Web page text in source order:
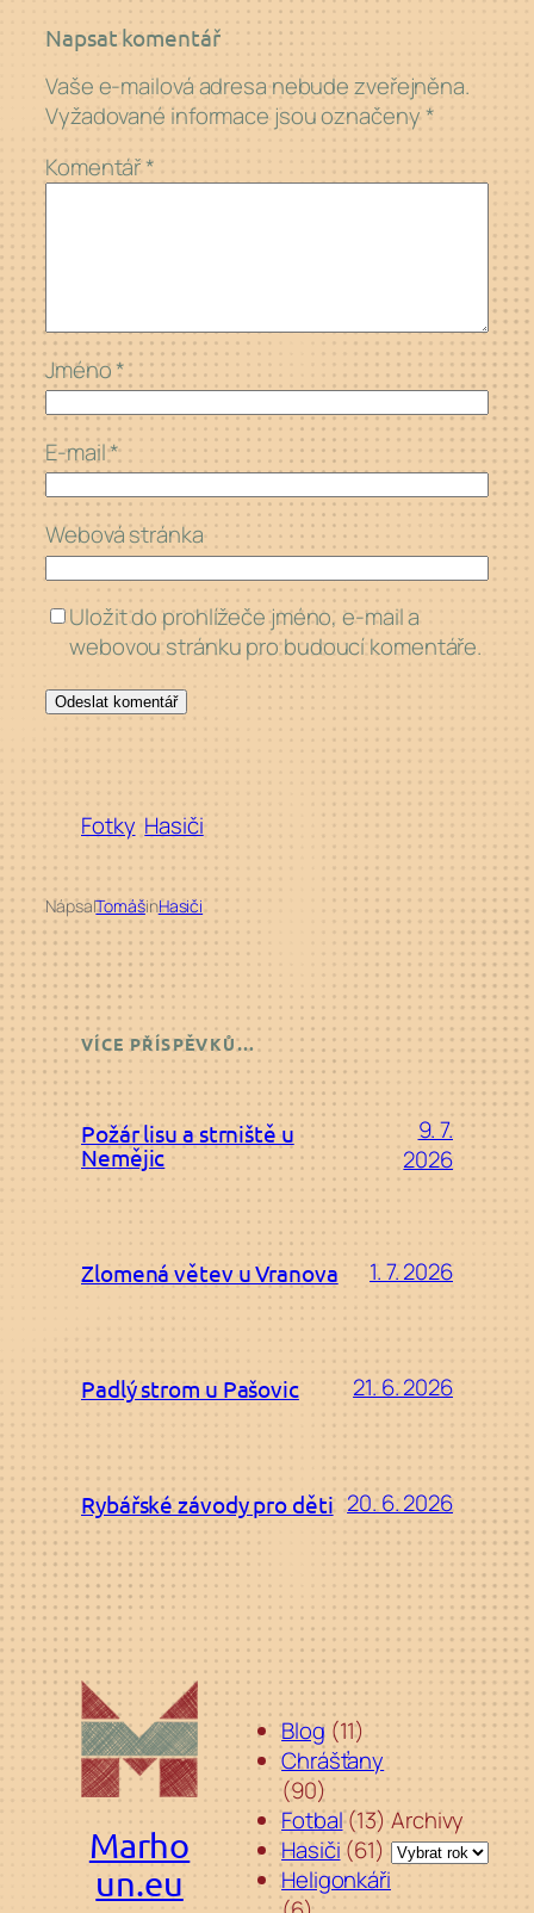
Napsat komentář
Vaše e-mailová adresa nebude zveřejněna.
Vyžadované informace jsou označeny *
Komentář*
Jméno*
E-mail*
Webová stránka
Uložit do prohlížeče jméno, e-mail a
webovou stránku pro budoucí komentáře.
Fotky Hasiči
NápsalTomášinHasiči
VÍCE PŘÍSPĚVKŮ…
Požár lisu a strniště u
Nemějic
9. 7.
2026
Zlomená větev u Vranova 1. 7. 2026
Padlý strom u Pašovic 21. 6. 2026
Rybářské závody pro děti 20. 6. 2026
Marho
un.eu
Blog(11)
Chrášťany
(90)
Fotbal(13)
Hasiči (61)
Heligonkáři
Archivy